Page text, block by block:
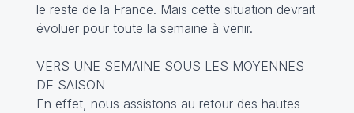
le reste de la France. Mais cette situation devrait
évoluer pour toute la semaine à venir.
VERS UNE SEMAINE SOUS LES MOYENNES
DE SAISON
En effet, nous assistons au retour des hautes